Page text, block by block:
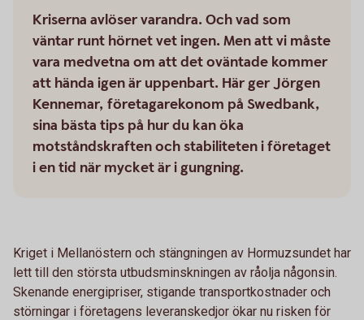
Kriserna avlöser varandra. Och vad som
väntar runt hörnet vet ingen. Men att vi måste
vara medvetna om att det oväntade kommer
att hända igen är uppenbart. Här ger Jörgen
Kennemar, företagarekonom på Swedbank,
sina bästa tips på hur du kan öka
motståndskraften och stabiliteten i företaget
i en tid när mycket är i gungning.
Kriget i Mellanöstern och stängningen av Hormuzsundet har
lett till den största utbudsminskningen av råolja någonsin.
Skenande energipriser, stigande transportkostnader och
störningar i företagens leveranskedjor ökar nu risken för